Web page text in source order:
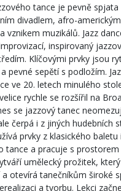
tance je pevně spjata
divadlem, afro-
vznikem muzikálů. Jazz
inspirovaný
Klíčovými prvky jsou
pevné sepětí s podložím.
ve 20. letech minulého
rychle se rozšířil na
se jazzový tanec
čerpá i z jiných hudebních
prvky z klasického baletu
tance a pracuje s prostorem
umělecký prožitek,
a otevírá tanečníkům široké
a tvorbu. Lekci